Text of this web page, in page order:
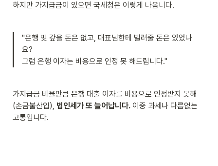
하지만 가지급금이 있으면 국세청은 이렇게 나옵니다.
"은행 빚 갚을 돈은 없고, 대표님한테 빌려줄 돈은 있었나
요?
그럼 은행 이자는 비용으로 인정 못 해드립니다."
가지급금 비율만큼 은행 대출 이자를 비용으로 인정받지 못해
(손금불산입), 법인세가 또 늘어납니다. 이중 과세나 다름없는
고통입니다.